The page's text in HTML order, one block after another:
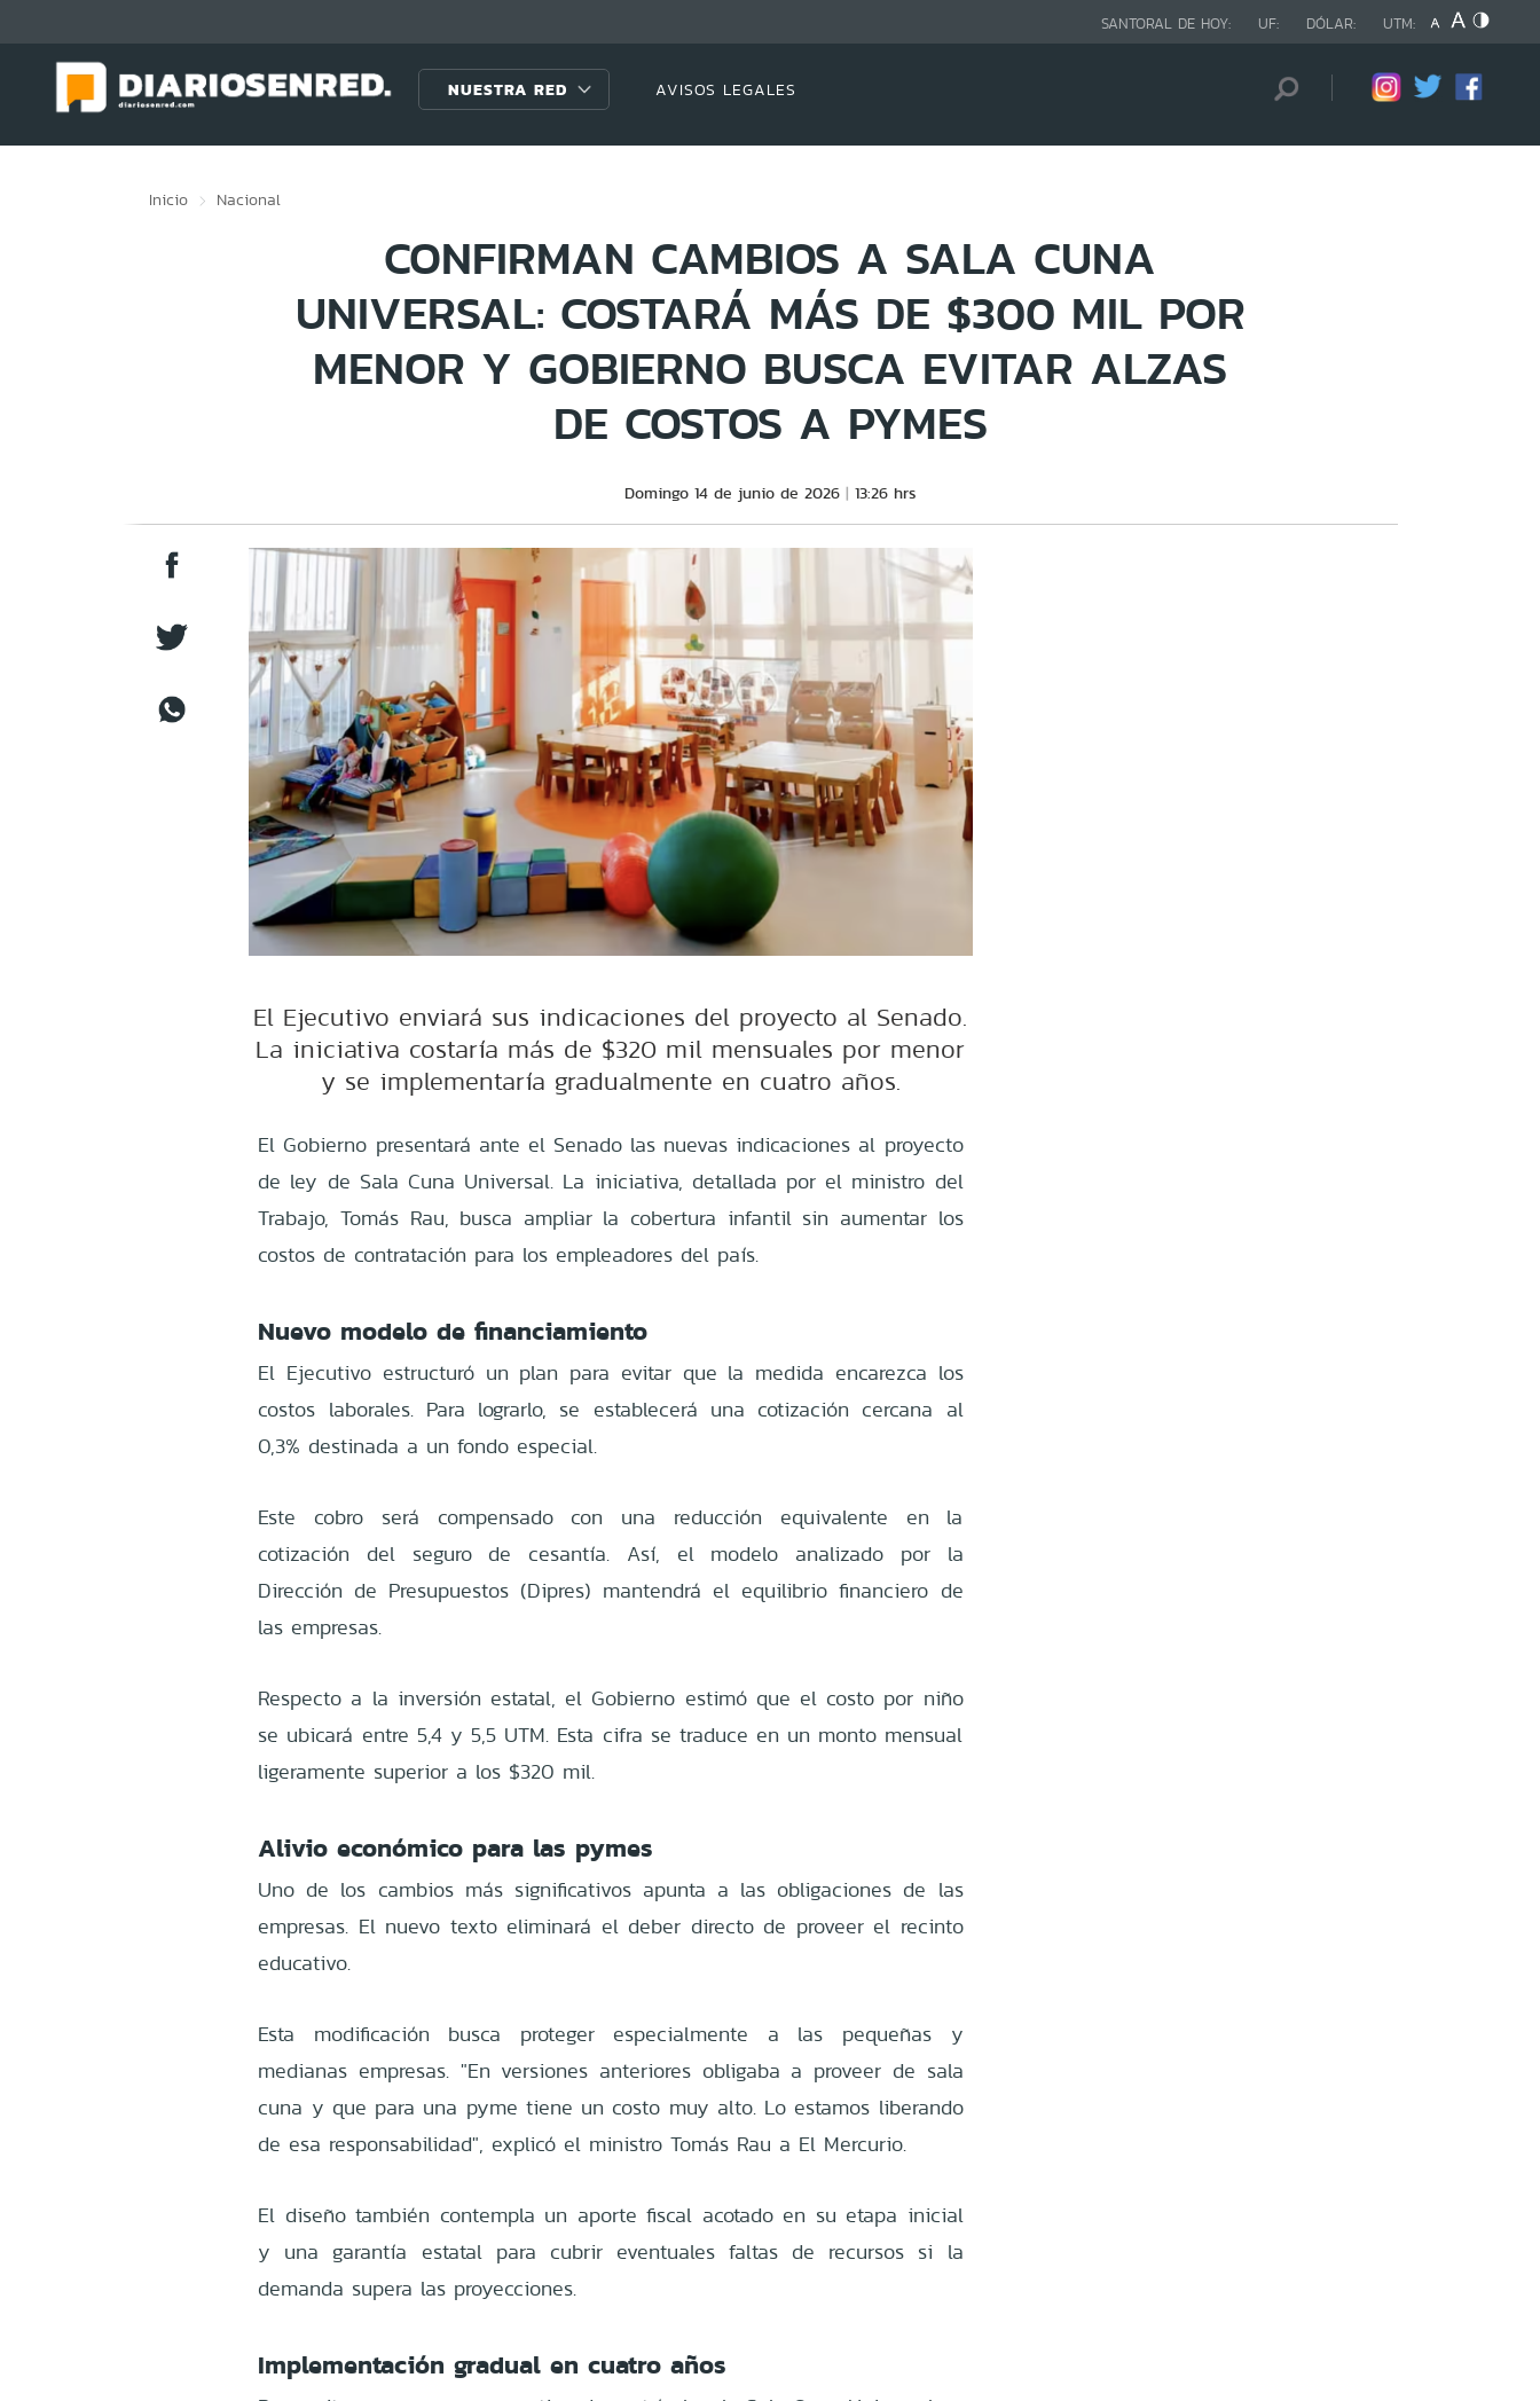
SANTORAL DE HOY: UF: DÓLAR: UTM:
NUESTRA RED AVISOS LEGALES
Inicio Nacional
CONFIRMAN CAMBIOS A SALA CUNA
UNIVERSAL: COSTARÁ MÁS DE $300 MIL POR
MENOR Y GOBIERNO BUSCA EVITAR ALZAS
DE COSTOS A PYMES
Domingo 14 de junio de 2026 13:26 hrs
El Ejecutivo enviará sus indicaciones del proyecto al Senado.
La iniciativa costaría más de $320 mil mensuales por menor
y se implementaría gradualmente en cuatro años.
El Gobierno presentará ante el Senado las nuevas indicaciones al proyecto
de ley de Sala Cuna Universal. La iniciativa, detallada por el ministro del
Trabajo, Tomás Rau, busca ampliar la cobertura infantil sin aumentar los
costos de contratación para los empleadores del país.
Nuevo modelo de financiamiento
El Ejecutivo estructuró un plan para evitar que la medida encarezca los
costos laborales. Para lograrlo, se establecerá una cotización cercana al
0,3% destinada a un fondo especial.
Este cobro será compensado con una reducción equivalente en la
cotización del seguro de cesantía. Así, el modelo analizado por la
Dirección de Presupuestos (Dipres) mantendrá el equilibrio financiero de
las empresas.
Respecto a la inversión estatal, el Gobierno estimó que el costo por niño
se ubicará entre 5,4 y 5,5 UTM. Esta cifra se traduce en un monto mensual
ligeramente superior a los $320 mil.
Alivio económico para las pymes
Uno de los cambios más significativos apunta a las obligaciones de las
empresas. El nuevo texto eliminará el deber directo de proveer el recinto
educativo.
Esta modificación busca proteger especialmente a las pequeñas y
medianas empresas. "En versiones anteriores obligaba a proveer de sala
cuna y que para una pyme tiene un costo muy alto. Lo estamos liberando
de esa responsabilidad", explicó el ministro Tomás Rau a El Mercurio.
El diseño también contempla un aporte fiscal acotado en su etapa inicial
y una garantía estatal para cubrir eventuales faltas de recursos si la
demanda supera las proyecciones.
Implementación gradual en cuatro años